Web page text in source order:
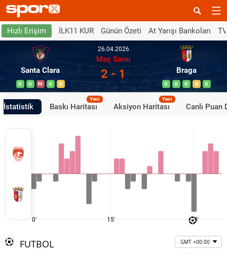
Hızlı Erişim İLK11 KUR Günün Özeti At Yarışı Bankoları
Santa Clara
G G M G B
26.04.2026
Maç Sonu
2 - 1 Braga
G G G B G
İstatistik Baskı Haritası
Yeni
Aksiyon Haritası
Yeni
Canlı Puan
0' 15' 30'
FUTBOL GMT +00:00